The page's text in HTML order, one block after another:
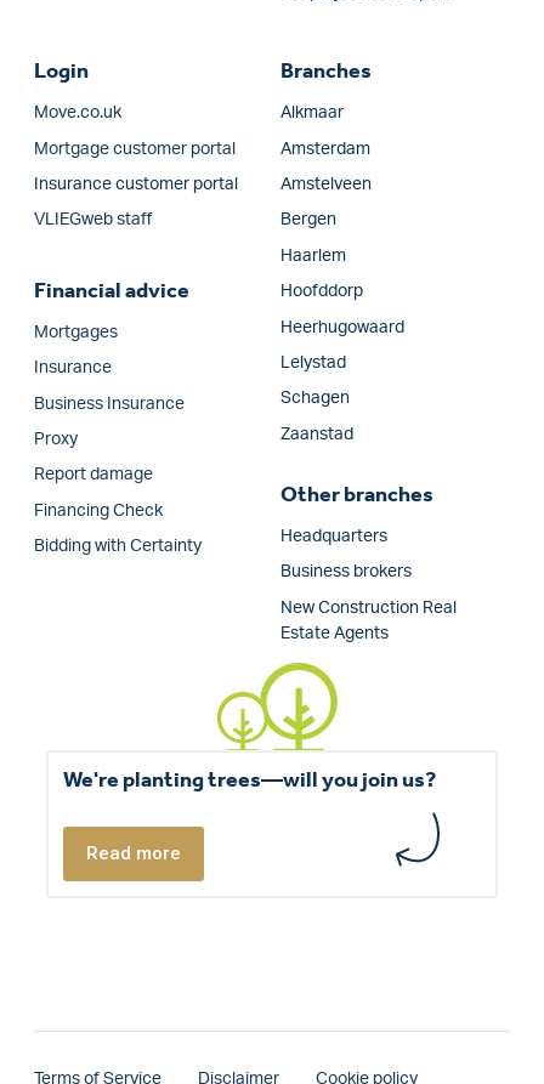
Login
Move.co.uk
Mortgage customer portal
Insurance customer portal
VLIEGweb staff
Financial advice
Mortgages
Insurance
Business Insurance
Proxy
Report damage
Financing Check
Bidding with Certainty
Branches
Alkmaar
Amsterdam
Amstelveen
Bergen
Haarlem
Hoofddorp
Heerhugowaard
Lelystad
Schagen
Zaanstad
Other branches
Headquarters
Business brokers
New Construction Real
Estate Agents
We're planting trees—will you join us?
Read more
Terms of Service Disclaimer Cookie policy